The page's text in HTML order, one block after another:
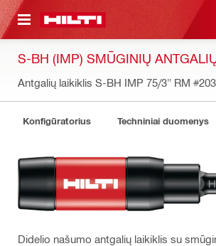
TURINIO
S-BH (IMP) SMŪGINIŲ
Antgalių laikiklis S-BH IMP 75/3" RM
Konfigūratorius Techniniai duomenys
Didelio našumo antgalių laikiklis su